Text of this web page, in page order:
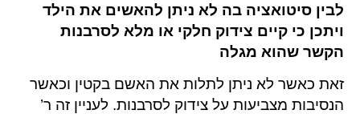
לבין סיטואציה בה לא ניתן להאשים את הילד
ויתכן כי קיים צידוק חלקי או מלא לסרבנות
הקשר שהוא מגלה
זאת כאשר לא ניתן לתלות את האשם בקטין וכאשר
הנסיבות מצביעות על צידוק לסרבנות. לעניין זה ר’